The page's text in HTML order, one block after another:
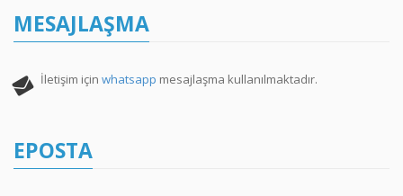
MESAJLAŞMA
İletişim için whatsapp mesajlaşma kullanılmaktadır.
EPOSTA